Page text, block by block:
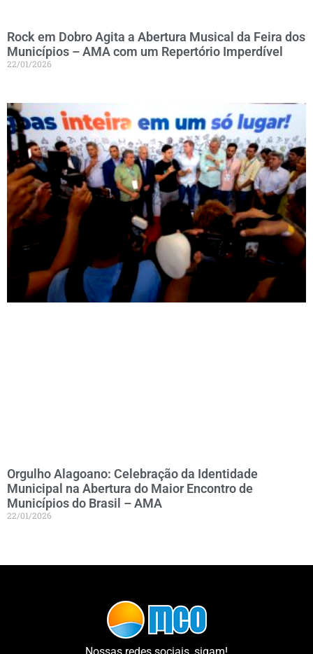
Rock em Dobro Agita a Abertura Musical da Feira dos
Municípios – AMA com um Repertório Imperdível
22/01/2026
Orgulho Alagoano: Celebração da Identidade
Municipal na Abertura do Maior Encontro de
Municípios do Brasil – AMA
22/01/2026